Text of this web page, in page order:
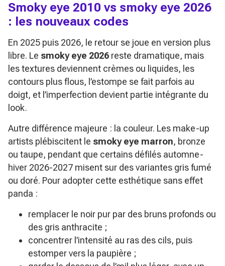
Smoky eye 2010 vs smoky eye 2026
: les nouveaux codes
En 2025 puis 2026, le retour se joue en version plus
libre. Le smoky eye 2026 reste dramatique, mais
les textures deviennent crèmes ou liquides, les
contours plus flous, l’estompe se fait parfois au
doigt, et l’imperfection devient partie intégrante du
look.
Autre différence majeure : la couleur. Les make-up
artists plébiscitent le smoky eye marron, bronze
ou taupe, pendant que certains défilés automne-
hiver 2026-2027 misent sur des variantes gris fumé
ou doré. Pour adopter cette esthétique sans effet
panda :
remplacer le noir pur par des bruns profonds ou
des gris anthracite ;
concentrer l’intensité au ras des cils, puis
estomper vers la paupière ;